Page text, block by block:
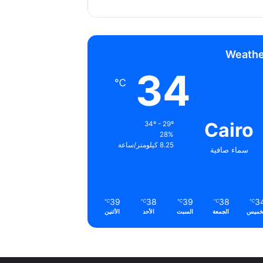
Cairo
سماء صافية
34
℃
28%
8.25 كيلومتر/ساعة
℃
38
℃
الجمعة
39
℃
السبت
38
℃
الأحد
39
℃
الأثنين